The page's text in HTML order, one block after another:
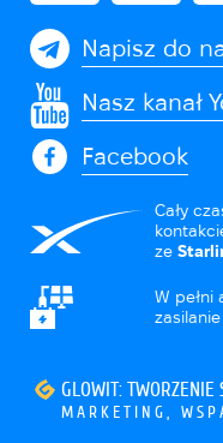
Napisz do
Nasz kanał
Facebook
Cały
ze
W pełni
zasilanie
GLOWIT: TWORZENIE
MARKETING,